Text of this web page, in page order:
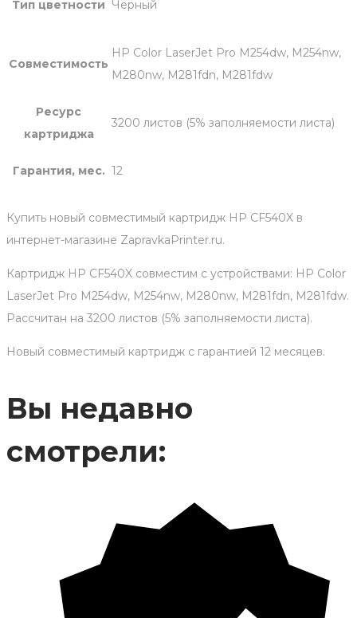
Тип цветности Черный
Совместимость
HP Color LaserJet Pro M254dw, M254nw,
M280nw, M281fdn, M281fdw
Ресурс
картриджа
3200 листов (5% заполняемости листа)
Гарантия, мес. 12
Купить новый совместимый картридж HP CF540X в
интернет-магазине ZapravkaPrinter.ru.
Картридж HP CF540X совместим с устройствами: HP Color
LaserJet Pro M254dw, M254nw, M280nw, M281fdn, M281fdw.
Рассчитан на 3200 листов (5% заполняемости листа).
Новый совместимый картридж с гарантией 12 месяцев.
Вы недавно
смотрели: